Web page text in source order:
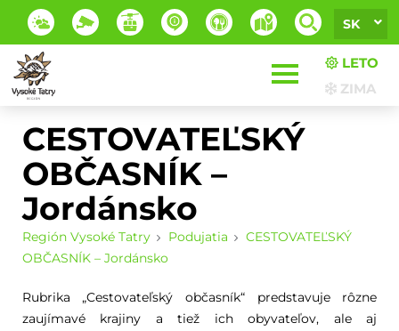
SK
LETO
ZIMA
CESTOVATEĽSKÝ
OBČASNÍK –
Jordánsko
Región Vysoké Tatry Podujatia
CESTOVATEĽSKÝ
OBČASNÍK – Jordánsko
Rubrika „Cestovateľský občasník“ predstavuje rôzne
zaujímavé krajiny a tiež ich obyvateľov, ale aj